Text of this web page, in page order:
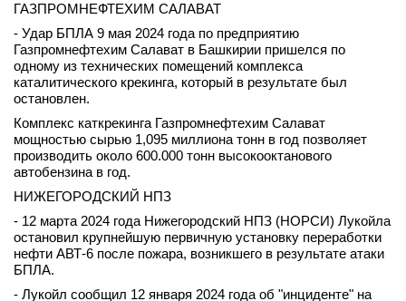
ГАЗПРОМНЕФТЕХИМ САЛАВАТ
- Удар БПЛА 9 мая 2024 года по предприятию
Газпромнефтехим Салават в Башкирии пришелся по
одному из технических помещений комплекса
каталитического крекинга, который в результате был
остановлен.
Комплекс каткрекинга Газпромнефтехим Салават
мощностью сырью 1,095 миллиона тонн в год позволяет
производить около 600.000 тонн высокооктанового
автобензина в год.
НИЖЕГОРОДСКИЙ НПЗ
- 12 марта 2024 года Нижегородский НПЗ (НОРСИ) Лукойла
остановил крупнейшую первичную установку переработки
нефти АВТ-6 после пожара, возникшего в результате атаки
БПЛА.
- Лукойл сообщил 12 января 2024 года об "инциденте" на